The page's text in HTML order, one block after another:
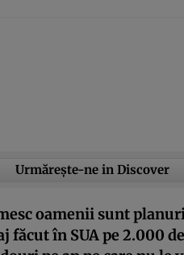
Urmărește-ne in Discover
oamenii sunt
făcut în SUA pe 2.000 de